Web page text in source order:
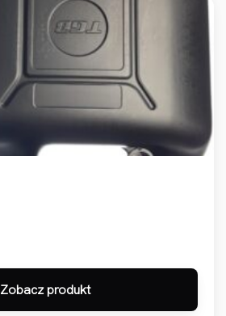
Zobacz produkt